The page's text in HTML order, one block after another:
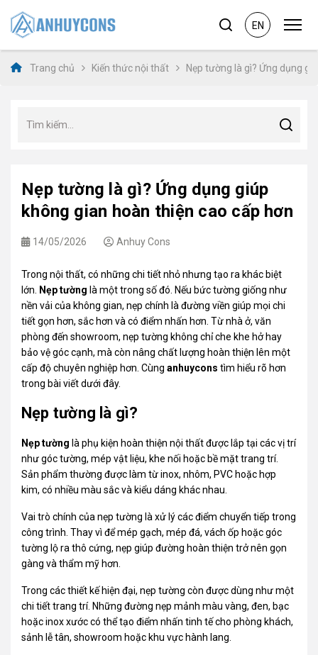
EN
Trang chủ Kiến thức nội thất Nẹp tường là gì? Ứng dụng
Nẹp tường là gì? Ứng dụng giúp
không gian hoàn thiện cao cấp hơn
14/05/2026 Anhuy Cons
Trong nội thất, có những chi tiết nhỏ nhưng tạo ra khác biệt
lớn.
Nẹp tường là một trong số đó. Nếu bức tường giống như
nền vải của không gian, nẹp chính là đường viền giúp mọi chi
tiết gọn hơn, sắc hơn và có điểm nhấn hơn. Từ nhà ở, văn
phòng đến showroom, nẹp tường không chỉ che khe hở hay
bảo vệ góc cạnh, mà còn nâng chất lượng hoàn thiện lên một
cấp độ chuyên nghiệp hơn. Cùnganhuycons tìm hiểu rõ hơn
trong bài viết dưới đây.
Nẹp tường là gì?
Nẹp tường là phụ kiện hoàn thiện nội thất được lắp tại các vị trí
như góc tường, mép vật liệu, khe nối hoặc bề mặt trang trí.
Sản phẩm thường được làm từ inox, nhôm, PVC hoặc hợp
kim, có nhiều màu sắc và kiểu dáng khác nhau.
Vai trò chính của nẹp tường là xử lý các điểm chuyển tiếp trong
công trình. Thay vì để mép gạch, mép đá, vách ốp hoặc góc
tường lộ ra thô cứng, nẹp giúp đường hoàn thiện trở nên gọn
gàng và thẩm mỹ hơn.
Trong các thiết kế hiện đại, nẹp tường còn được dùng như một
chi tiết trang trí. Những đường nẹp mảnh màu vàng, đen, bạc
hoặc inox xước có thể tạo điểm nhấn tinh tế cho phòng khách,
sảnh lễ tân, showroom hoặc khu vực hành lang.